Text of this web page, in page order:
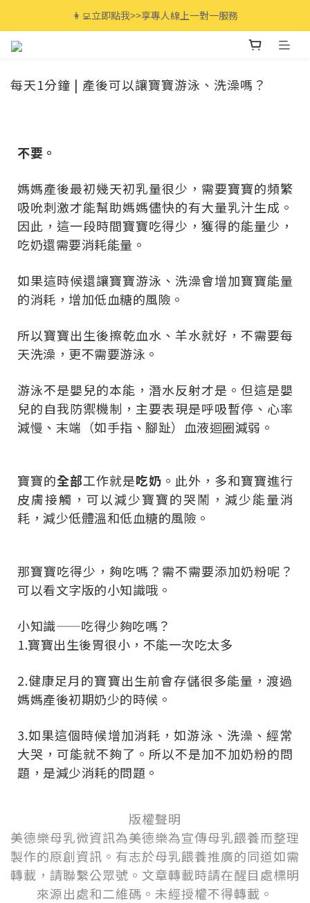
全館滿$3000免運🚚 最高享12期分期零利率!
👩‍💻立即點我>>享專人線上一對一服務
每天1分鐘 | 產後可以讓寶寶游泳、洗澡嗎？
不要。
媽媽產後最初幾天初乳量很少，需要寶寶的頻繁
吸吮刺激才能幫助媽媽儘快的有大量乳汁生成。
因此，這一段時間寶寶吃得少，獲得的能量少，
吃奶還需要消耗能量。
如果這時候還讓寶寶游泳、洗澡會增加寶寶能量
的消耗，增加低血糖的風險。
所以寶寶出生後擦乾血水、羊水就好，不需要每
天洗澡，更不需要游泳。
游泳不是嬰兒的本能，潛水反射才是。但這是嬰
兒的自我防禦機制，主要表現是呼吸暫停、心率
減慢、末端（如手指、腳趾）血液迴圈減弱。
寶寶的全部工作就是吃奶 。此外，多和寶寶進行
皮膚接觸，可以減少寶寶的哭鬧，減少能量消
耗，減少低體溫和低血糖的風險。
那寶寶吃得少，夠吃嗎？需不需要添加奶粉呢？
可以看文字版的小知識哦。
小知識——吃得少夠吃嗎？
1.寶寶出生後胃很小，不能一次吃太多
2.健康足月的寶寶出生前會存儲很多能量，渡過
媽媽產後初期奶少的時候。
3.如果這個時候增加消耗，如游泳、洗澡、經常
大哭，可能就不夠了。所以不是加不加奶粉的問
題，是減少消耗的問題。
版權聲明
美德樂母乳微資訊為美德樂為宣傳母乳餵養而整理
製作的原創資訊。有志於母乳餵養推廣的同道如需
轉載，請聯繫公眾號。文章轉載時請在醒目處標明
來源出處和二維碼。未經授權不得轉載。